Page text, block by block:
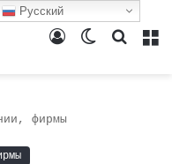
Поиск
Switch
Войти
фирмы
Русский